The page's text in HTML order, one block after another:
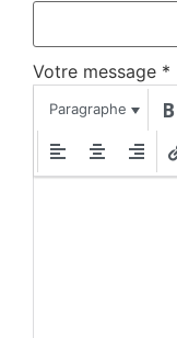
Votre message *
Paragraphe